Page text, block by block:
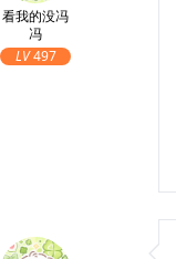
看我的没冯
冯
LV497